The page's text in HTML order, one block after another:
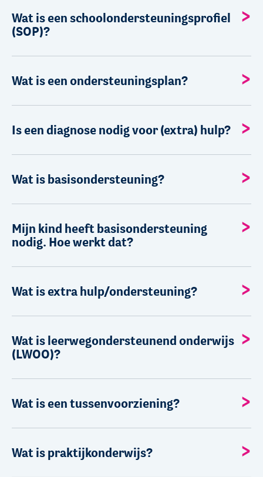
Wat is een schoolondersteuningsprofiel
(SOP)?
Wat is een ondersteuningsplan?
Is een diagnose nodig voor (extra) hulp?
Wat is basisondersteuning?
Mijn kind heeft basisondersteuning
nodig. Hoe werkt dat?
Wat is extra hulp/ondersteuning?
Wat is leerwegondersteunend onderwijs
(LWOO)?
Wat is een tussenvoorziening?
Wat is praktijkonderwijs?